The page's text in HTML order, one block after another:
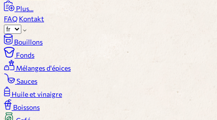
Plus...
FAQ Kontakt
Bouillons
Fonds
Mélanges d'épices
Sauces
Huile et vinaigre
Boissons